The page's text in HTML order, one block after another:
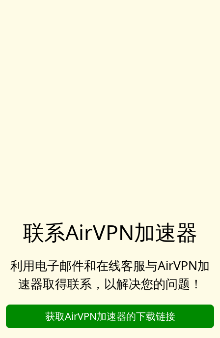
联系AirVPN加速器
利用电子邮件和在线客服与AirVPN加
速器取得联系，以解决您的问题！
获取AirVPN加速器的下载链接